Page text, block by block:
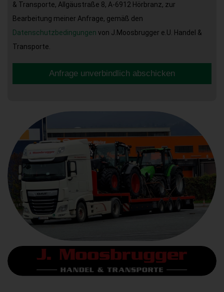
& Transporte, Allgäustraße 8, A-6912 Hörbranz, zur
Bearbeitung meiner Anfrage, gemäß den
Datenschutzbedingungen von J.Moosbrugger e.U. Handel &
Transporte.
Anfrage unverbindlich abschicken